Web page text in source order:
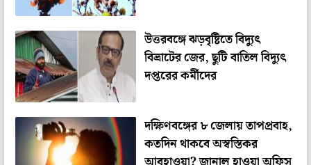
উত্তরবঙ্গে ঝড়বৃষ্টিতে বিদ্যুৎ
বিভ্রাটের জের, ছুটি বাতিল বিদ্যুৎ
দপ্তরের কর্মীদের
দক্ষিণবঙ্গের ৮ জেলায় তাপপ্রবাহ,
কতদিন থাকবে অস্বস্তিকর